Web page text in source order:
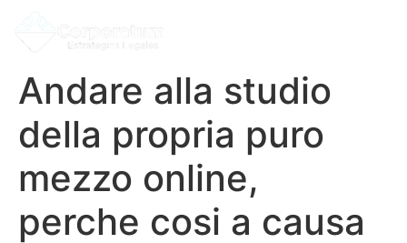
Andare alla studio
della propria puro
mezzo online,
perche cosi a causa